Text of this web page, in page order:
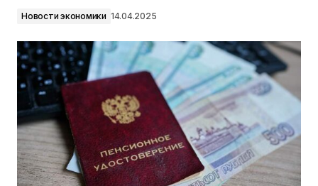
Новости экономики 14.04.2025